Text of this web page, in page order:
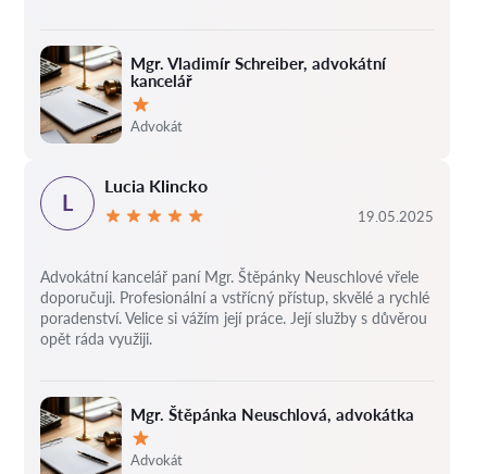
Mgr. Vladimír Schreiber, advokátní
kancelář
Hodnocení:
Advokát
Mgr. Štěpánka Neuschlová, advokátka
Hodnocení:
Advokát
L
Lucia Klincko
19.05.2025
Advokátní kancelář paní Mgr. Štěpánky Neuschlové vřele
doporučuji. Profesionální a vstřícný přístup, skvělé a rychlé
poradenství. Velice si vážím její práce. Její služby s důvěrou
opět ráda využiji.